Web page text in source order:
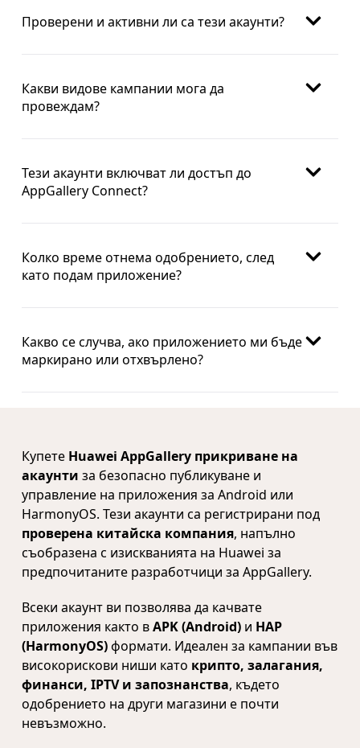
Проверени и активни ли са тези акаунти?
Какви видове кампании мога да
провеждам?
Тези акаунти включват ли достъп до
AppGallery Connect?
Колко време отнема одобрението, след
като подам приложение?
Какво се случва, ако приложението ми бъде
маркирано или отхвърлено?
Купете Huawei AppGallery прикриване на
акаунти за безопасно публикуване и
управление на приложения за Android или
HarmonyOS. Тези акаунти са регистрирани под
проверена китайска компания, напълно
съобразена с изискванията на Huawei за
предпочитаните разработчици за AppGallery.
Всеки акаунт ви позволява да качвате
приложения както вAPK (Android)и HAP
(HarmonyOS)формати. Идеален за кампании във
високорискови ниши като крипто, залагания,
финанси, IPTV и запознанства, където
одобрението на други магазини е почти
невъзможно.